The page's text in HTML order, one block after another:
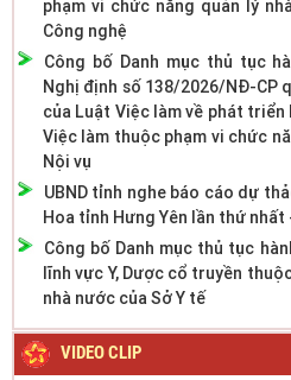
phạm vi chức năng quản lý
Công nghệ
Công bố Danh mục thủ tục
Nghị định số 138/2026/NĐ-CP
của Luật Việc làm về phát
Việc làm thuộc phạm vi chức
Nội vụ
UBND tỉnh nghe báo cáo dự
Hoa tỉnh Hưng Yên lần thứ nhất
Công bố Danh mục thủ tục
lĩnh vực Y, Dược cổ truyền
nhà nước của Sở Y tế
VIDEO CLIP